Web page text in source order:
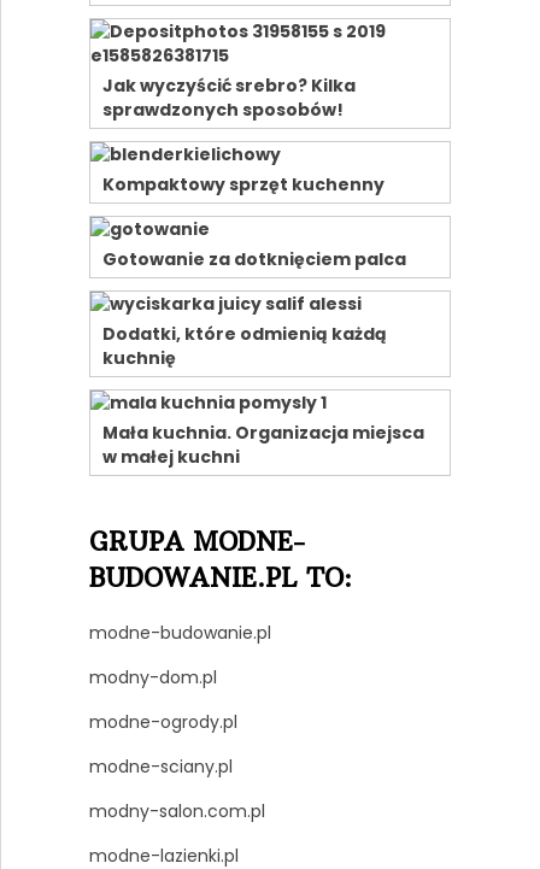
Jak wyczyścić srebro? Kilka
sprawdzonych sposobów!
Kompaktowy sprzęt kuchenny
Gotowanie za dotknięciem palca
Dodatki, które odmienią każdą
kuchnię
Mała kuchnia. Organizacja miejsca
w małej kuchni
GRUPA MODNE-
BUDOWANIE.PL TO:
modne-budowanie.pl
modny-dom.pl
modne-ogrody.pl
modne-sciany.pl
modny-salon.com.pl
modne-lazienki.pl